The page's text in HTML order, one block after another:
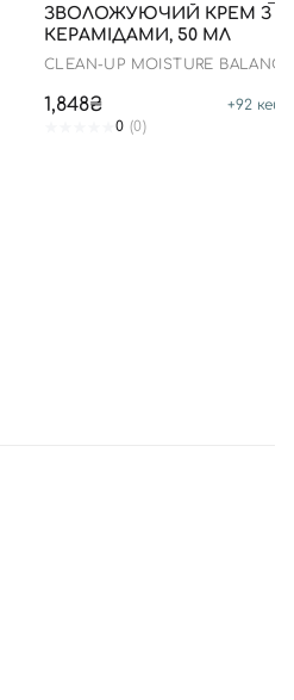
ЗВОЛОЖУЮЧИЙ КРЕМ З
КЕРАМІДАМИ, 50 МЛ
CLEAN-UP MOISTURE
1,848₴ +92
0 (0)